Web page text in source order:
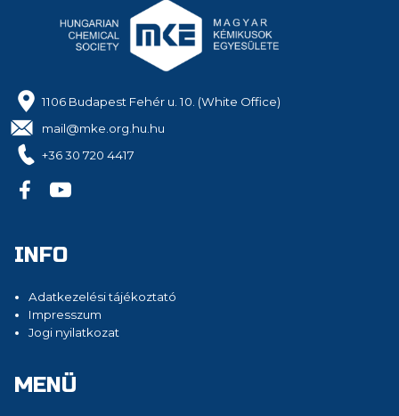
1106 Budapest Fehér u. 10. (White Office)
mail@mke.org.hu.hu
+36 30 720 4417
INFO
Adatkezelési tájékoztató
Impresszum
Jogi nyilatkozat
MENÜ